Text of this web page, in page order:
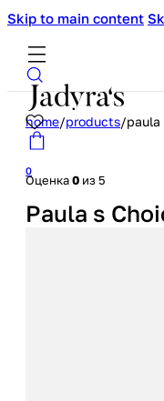
Skip to main content
0
home/products/
Оценка0 из 5
Paula s